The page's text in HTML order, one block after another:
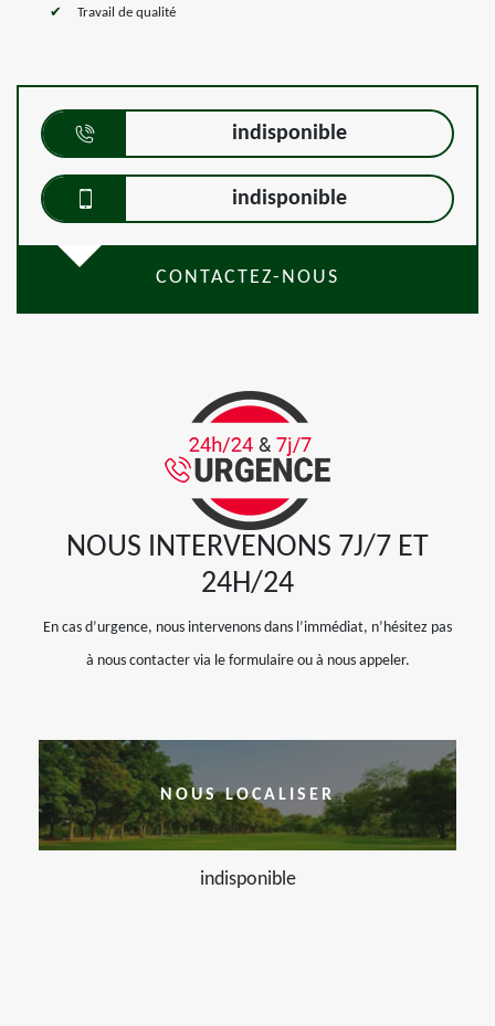
Travail de qualité
indisponible
indisponible
CONTACTEZ-NOUS
NOUS INTERVENONS 7J/7 ET
24H/24
En cas d’urgence, nous intervenons dans l’immédiat, n’hésitez pas
à nous contacter via le formulaire ou à nous appeler.
NOUS LOCALISER
indisponible